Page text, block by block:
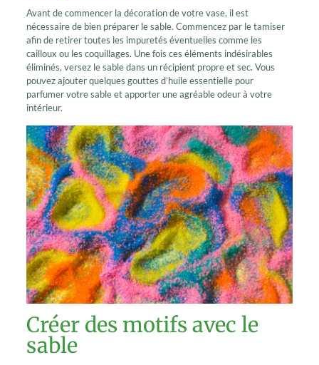
Avant de commencer la décoration de votre vase, il est
nécessaire de bien préparer le sable. Commencez par le tamiser
afin de retirer toutes les impuretés éventuelles comme les
cailloux ou les coquillages. Une fois ces éléments indésirables
éliminés, versez le sable dans un récipient propre et sec. Vous
pouvez ajouter quelques gouttes d’huile essentielle pour
parfumer votre sable et apporter une agréable odeur à votre
intérieur.
Créer des motifs avec le
sable